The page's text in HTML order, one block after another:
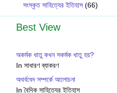
সংস্কৃত সাহিত্যের ইতিহাস (66)
Best View
অকর্মক ধাতু কখন সকর্মক ধাতু হয়?
In সাধারণ ব্যাকরণ
অথর্ববেদ সম্পর্কে আলোচনা
In বৈদিক সাহিত্যের ইতিহাস